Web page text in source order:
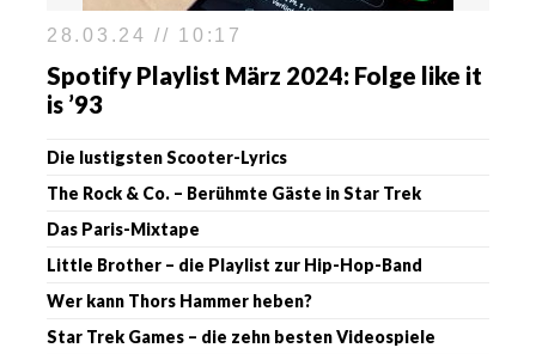
28.03.24 // 10:17
Spotify Playlist März 2024: Folge like it
is ’93
Die lustigsten Scooter-Lyrics
The Rock & Co. – Berühmte Gäste in Star Trek
Das Paris-Mixtape
Little Brother – die Playlist zur Hip-Hop-Band
Wer kann Thors Hammer heben?
Star Trek Games – die zehn besten Videospiele